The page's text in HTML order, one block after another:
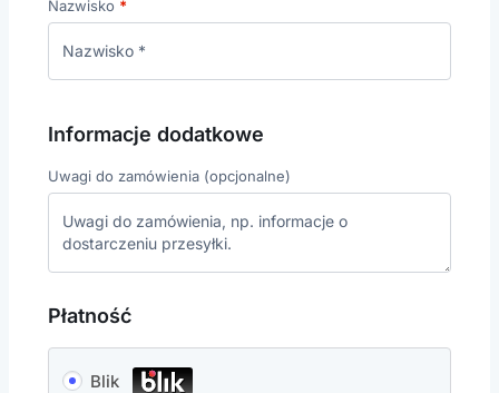
Nazwisko *
Informacje dodatkowe
Uwagi do zamówienia (opcjonalne)
Płatność
Blik